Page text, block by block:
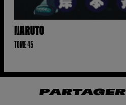
NARUTO
TOME 45
PARTAGER